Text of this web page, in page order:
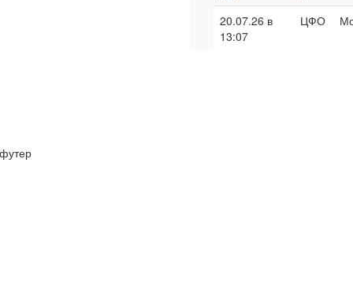
20.07.26 в
13:07
ЦФО
футер